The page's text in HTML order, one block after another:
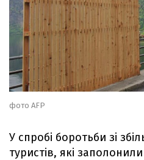
фото AFP
У спробі боротьби зі
туристів, які